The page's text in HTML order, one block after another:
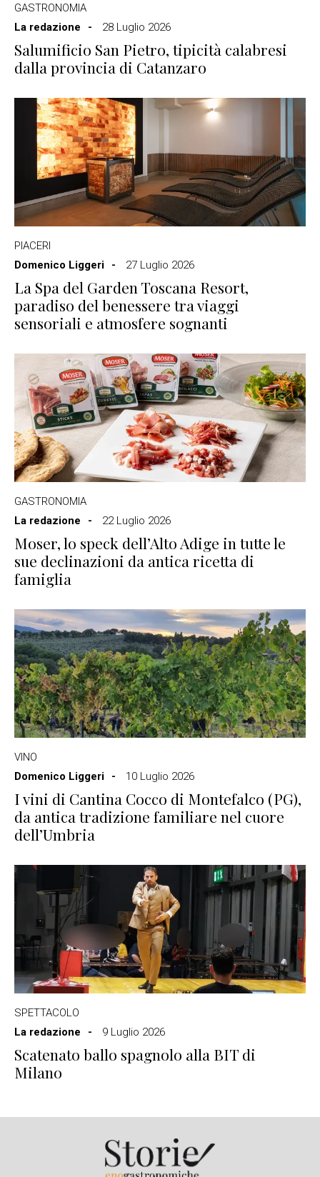
GASTRONOMIA
La redazione
28 Luglio 2026
Salumificio San Pietro, tipicità calabresi
dalla provincia di Catanzaro
PIACERI
Domenico Liggeri
27 Luglio 2026
La Spa del Garden Toscana Resort,
paradiso del benessere tra viaggi
sensoriali e atmosfere sognanti
GASTRONOMIA
La redazione
22 Luglio 2026
Moser, lo speck dell’Alto Adige in tutte le
sue declinazioni da antica ricetta di
famiglia
VINO
Domenico Liggeri
10 Luglio 2026
I vini di Cantina Cocco di Montefalco (PG),
da antica tradizione familiare nel cuore
dell’Umbria
SPETTACOLO
La redazione
9 Luglio 2026
Scatenato ballo spagnolo alla BIT di
Milano